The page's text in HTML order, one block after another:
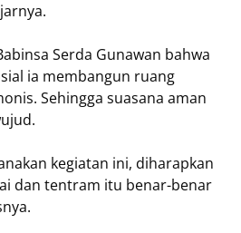
Serda Gunawan bahwa
ia membangun ruang
Sehingga suasana aman
kegiatan ini, diharapkan
dan tentram itu benar-benar